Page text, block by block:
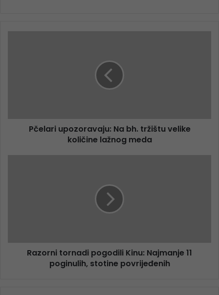
Pčelari upozoravaju: Na bh. tržištu velike
količine lažnog meda
Razorni tornadi pogodili Kinu: Najmanje 11
poginulih, stotine povrijeđenih